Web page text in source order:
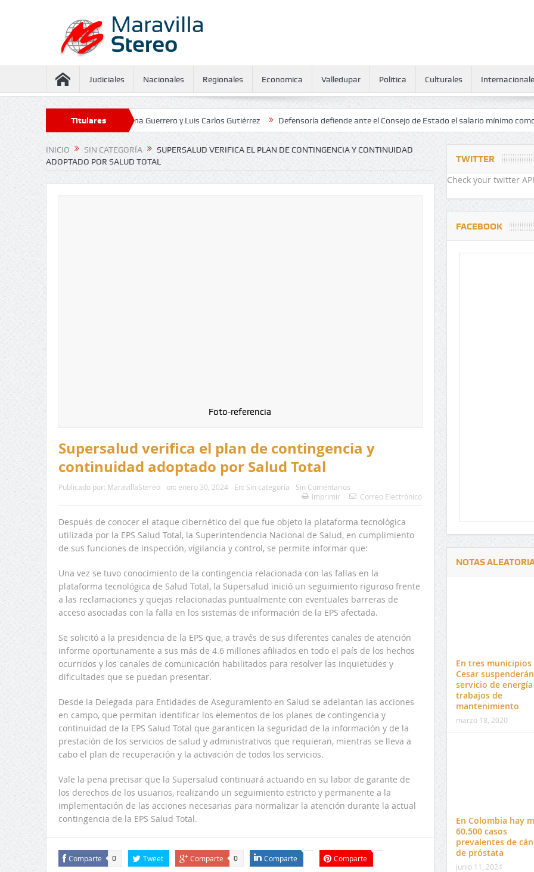
Judiciales Nacionales Regionales Economica Valledupar Politica Culturales
Titulares
contra Juliana Guerrero y Luis Carlos Gutiérrez Defensoría defiende ante el Consejo de Estado el salario mínimo como
INICIO SIN CATEGORÍA
SUPERSALUD VERIFICA EL PLAN DE CONTINGENCIA Y CONTINUIDAD
ADOPTADO POR SALUD TOTAL
Foto-referencia
Supersalud verifica el plan de contingencia y
continuidad adoptado por Salud Total
Publicado por: MaravillaStereo on: enero 30, 2024 En: Sin categoría
Sin Comentarios
Imprimir
Correo Electrónico
Después de conocer el ataque cibernético del que fue objeto la plataforma tecnológica
utilizada por la EPS Salud Total, la Superintendencia Nacional de Salud, en cumplimiento
de sus funciones de inspección, vigilancia y control, se permite informar que:
Una vez se tuvo conocimiento de la contingencia relacionada con las fallas en la
plataforma tecnológica de Salud Total, la Supersalud inició un seguimiento riguroso frente
a las reclamaciones y quejas relacionadas puntualmente con eventuales barreras de
acceso asociadas con la falla en los sistemas de información de la EPS afectada.
Se solicitó a la presidencia de la EPS que, a través de sus diferentes canales de atención
informe oportunamente a sus más de 4.6 millones afiliados en todo el país de los hechos
ocurridos y los canales de comunicación habilitados para resolver las inquietudes y
dificultades que se puedan presentar.
Desde la Delegada para Entidades de Aseguramiento en Salud se adelantan las acciones
en campo, que permitan identificar los elementos de los planes de contingencia y
continuidad de la EPS Salud Total que garanticen la seguridad de la información y de la
prestación de los servicios de salud y administrativos que requieran, mientras se lleva a
cabo el plan de recuperación y la activación de todos los servicios.
Vale la pena precisar que la Supersalud continuará actuando en su labor de garante de
los derechos de los usuarios, realizando un seguimiento estricto y permanente a la
implementación de las acciones necesarias para normalizar la atención durante la actual
contingencia de la EPS Salud Total.
Comparte 0 Tweet Comparte 0 Comparte Comparte
TWITTER
Check your twitter
FACEBOOK
NOTAS
En tres municipios
Cesar
servicio de
trabajos de
mantenimiento
marzo 18, 2020
En Colombia hay
60.500 casos
prevalentes de
de próstata
junio 11, 2024
Delwin Jiménez, nuevo Contralor
Departamental del Cesar
El 17 de enero vence
venta de pines para
preuniversitario de la